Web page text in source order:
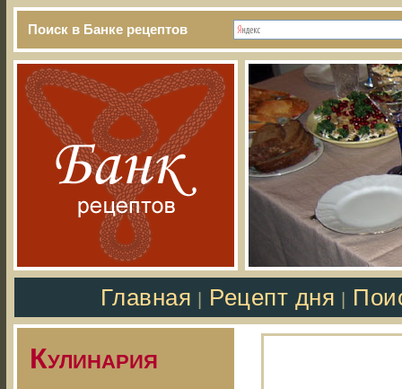
Поиск в Банке рецептов
Главная Рецепт дня
Кулинария